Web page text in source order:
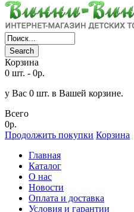
Search
Корзина
0 шт. - 0р.
у Вас 0 шт. в Вашей корзине.
Всего
0р.
Продолжить покупки Корзина
Главная
Каталог
О нас
Новости
Оплата и доставка
Условия и гарантии